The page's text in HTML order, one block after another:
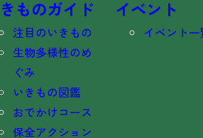
ものガイド
注目のいきもの
生物多様性のめ
ぐみ
いきもの図鑑
おでかけコース
保全アクション
イベント
イベント一